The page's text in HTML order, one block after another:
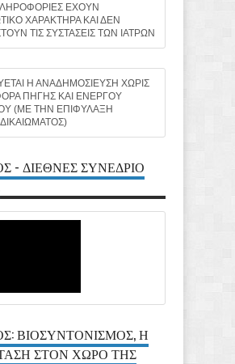
ΕΧΟΥΝ
ΧΑΡΑΚΤΗΡΑ ΚΑΙ ΔΕΝ
ΤΙΣ ΣΥΣΤΑΣΕΙΣ ΤΩΝ ΙΑΤΡΩΝ
Η ΑΝΑΔΗΜΟΣΙΕΥΣΗ ΧΩΡΙΣ
ΠΗΓΗΣ ΚΑΙ ΕΝΕΡΓΟΥ
(ΜΕ ΤΗΝ ΕΠΙΦΥΛΑΞΗ
- ΔΙΕΘΝΕΣ ΣΥΝΕΔΡΙΟ
ΒΙΟΣΥΝΤΟΝΙΣΜΟΣ, Η
ΣΤΟΝ ΧΩΡΟ ΤΗΣ